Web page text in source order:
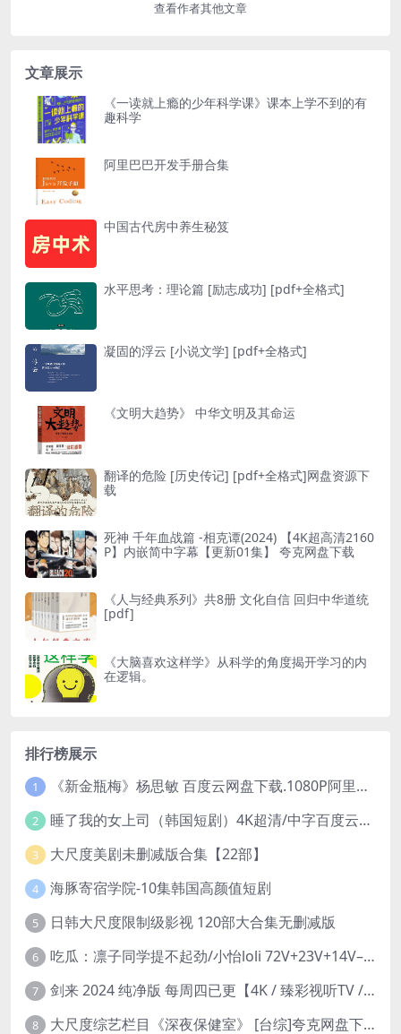
查看作者其他文章
文章展示
《一读就上瘾的少年科学课》课本上学不到的有
趣科学
阿里巴巴开发手册合集
中国古代房中养生秘笈
水平思考：理论篇 [ 励志成功] [pdf+全格式]
凝固的浮云 [ 小说文学] [pdf+全格式]
《文明大趋势》 中华文明及其命运
翻译的危险 [ 历史传记] [pdf+全格式]网盘资源下
载
死神 千年血战篇 -相克谭(2024) 【4K超高清2160
P】内嵌简中字幕【更新01集】 夸克网盘下载
《人与经典系列》共8册 文化自信 回归中华道统
[pdf]
《大脑喜欢这样学》从科学的角度揭开学习的内
在逻辑。
排行榜展示
1 《新金瓶梅》杨思敏 百度云网盘下载.1080P阿里下载.国语中字.(1996)
2 睡了我的女上司（韩国短剧）4K超清/中字百度云网盘下载
3 大尺度美剧未删减版合集【22部】
4 海豚寄宿学院-10集韩国高颜值短剧
5 日韩大尺度限制级影视 120部大合集无删减版
6 吃瓜：凛子同学提不起劲/小怡loli 72V+23V+14V–24.02GB】
7 剑来 2024 纯净版 每周四已更【4K / 臻彩视听TV / 杜比音】附电子书百度网盘下载
8 大尺度综艺栏目《深夜保健室》 [台综]夸克网盘下载